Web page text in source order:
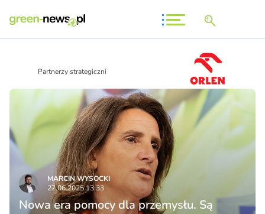
Partnerzy strategiczni
MARCIN WYSOCKI
27.06.2025 13:33
Nowa era pomocy dla przemysłu. Są